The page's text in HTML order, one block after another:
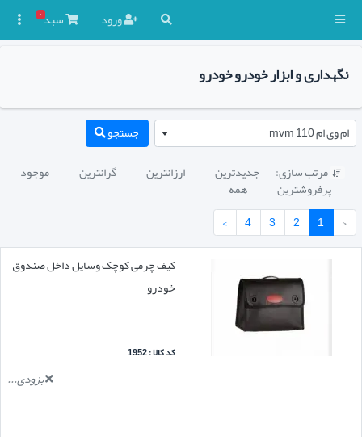
ورود سبد۰
نگهداری و ابزار خودرو خودرو
ام وی ام mvm 110 جستجو
 مرتب سازی: جدیدترین ارزانترین گرانترین موجود
پرفروشترین
همه
‹
1
2
3
4
›
کیف چرمی کوچک وسایل داخل صندوق
خودرو
کد کالا : 1952
بزودی...